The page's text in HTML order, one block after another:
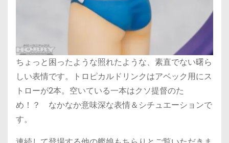
ちょっと困ったような照れたような、素直でない曙ら
しい表情です。トロピカルドリンクはアベック用にス
トローが2本。空いている一本はクソ提督のた
め！？ なかなか意味深な表情＆シチュエーションで
す。